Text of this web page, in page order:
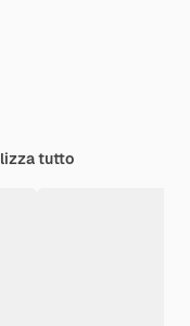
tutto